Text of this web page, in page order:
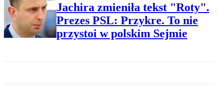
Jachira zmieniła tekst "Roty".
Prezes PSL: Przykre. To nie
przystoi w polskim Sejmie